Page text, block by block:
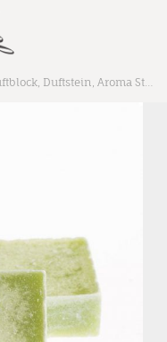
Duftstein, Aroma Stein Cool Aqua, Bernsteinwürfel